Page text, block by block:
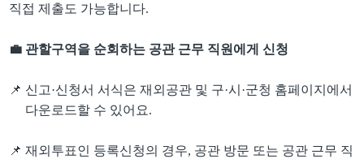
직접 제출도 가능합니다.
💼 관할구역을 순회하는 공관 근무 직원에게 신청
📌 신고·신청서 서식은 재외공관 및 구·시 ·군청 홈페이지에서
다운로드할 수 있어요.
📌재외투표인 등록신청의 경우, 공관 방문 또는 공관 근무 직